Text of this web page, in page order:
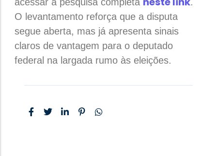
O levantamento reforça que a disputa
segue aberta, mas já apresenta sinais
claros de vantagem para o deputado
federal na largada rumo às eleições.